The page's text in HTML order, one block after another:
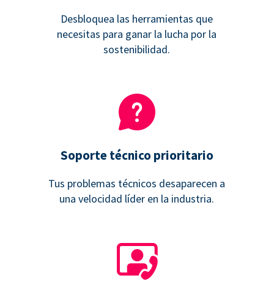
Desbloquea las herramientas que
necesitas para ganar la lucha por la
sostenibilidad.
Soporte técnico prioritario
Tus problemas técnicos desaparecen a
una velocidad líder en la industria.